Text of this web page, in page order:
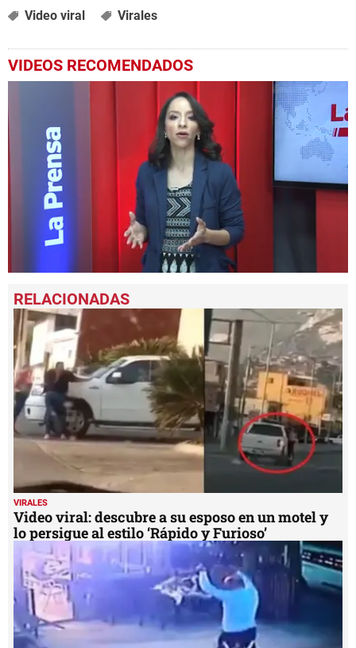
Video viral Virales
VIDEOS RECOMENDADOS
seconds
of
2
minutes,
51
seconds
VIRALES
Video viral: descubre a su esposo en un motel y
lo persigue al estilo ‘Rápido y Furioso’